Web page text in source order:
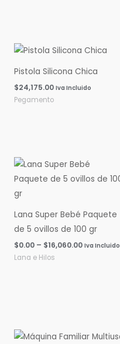
Pistola Silicona Chica
$24,175.00 Iva Incluido
Pegamento
Lana Super Bebé Paquete
de 5 ovillos de 100 gr
$0.00 – $16,060.00
Rango
de
precios:
$16,060.00
Iva Incluido
Lana e Hilos